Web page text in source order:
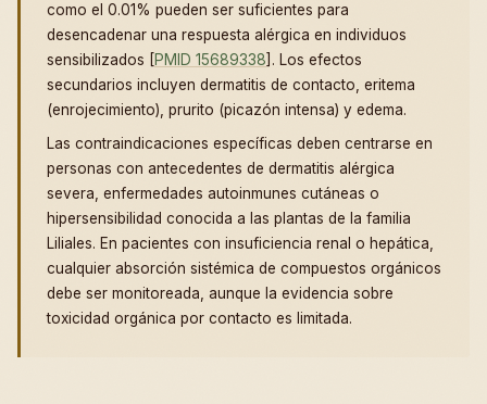
como el 0.01% pueden ser suficientes para
desencadenar una respuesta alérgica en individuos
sensibilizados [PMID 15689338]. Los efectos
secundarios incluyen dermatitis de contacto, eritema
(enrojecimiento), prurito (picazón intensa) y edema.
Las contraindicaciones específicas deben centrarse en
personas con antecedentes de dermatitis alérgica
severa, enfermedades autoinmunes cutáneas o
hipersensibilidad conocida a las plantas de la familia
Liliales. En pacientes con insuficiencia renal o hepática,
cualquier absorción sistémica de compuestos orgánicos
debe ser monitoreada, aunque la evidencia sobre
toxicidad orgánica por contacto es limitada.